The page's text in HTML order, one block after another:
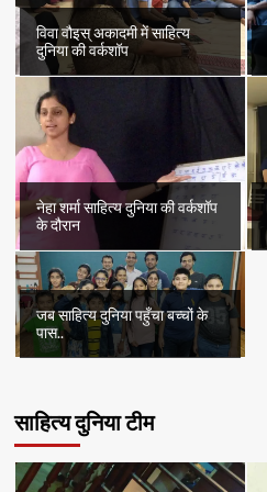
विवा वौइस् अकादमी में साहित्य
दुनिया की वर्कशॉप
नेहा शर्मा साहित्य दुनिया की वर्कशॉप
के दौरान
जब साहित्य दुनिया पहुँचा बच्चों के
पास..
साहित्य दुनिया टीम